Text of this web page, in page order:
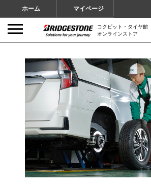
ホーム マイページ
コクピット・タイヤ館
オンラインストア